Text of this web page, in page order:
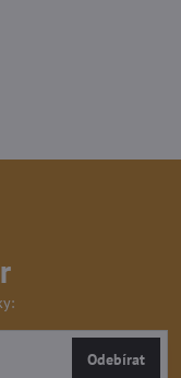
Odebírat